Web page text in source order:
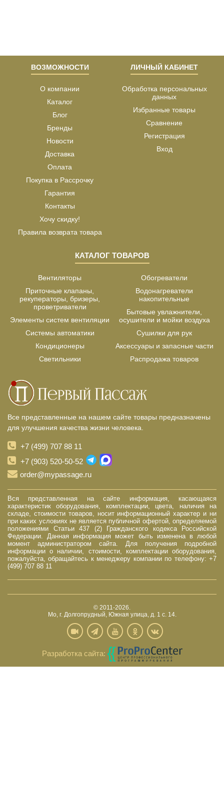
ВОЗМОЖНОСТИ
О компании
Каталог
Блог
Бренды
Новости
Доставка
Оплата
Покупка в Рассрочку
Гарантия
Контакты
Хочу скидку!
Правила возврата товара
ЛИЧНЫЙ КАБИНЕТ
Обработка персональных
данных
Избранные товары
Сравнение
Регистрация
Вход
КАТАЛОГ ТОВАРОВ
Вентиляторы
Приточные клапаны,
рекуператоры, бризеры,
проветриватели
Элементы систем вентиляции
Системы автоматики
Кондиционеры
Светильники
Обогреватели
Водонагреватели
накопительные
Бытовые увлажнители,
осушители и мойки воздуха
Сушилки для рук
Аксессуары и запасные части
Распродажа товаров
Все представленные на нашем сайте товары предназначены
для улучшения качества жизни человека.
+7 (499) 707 88 11
+7 (903) 520-50-52
order@mypassage.ru
Вся представленная на сайте информация, касающаяся
характеристик оборудования, комплектации, цвета, наличия на
складе, стоимости товаров, носит информационный характер и ни
при каких условиях не является публичной офертой, определяемой
положениями Статьи 437 (2) Гражданского кодекса Российской
Федерации. Данная информация может быть изменена в любой
момент администратором сайта. Для получения подробной
информации о наличии, стоимости, комплектации оборудования,
пожалуйста, обращайтесь к менеджеру компании по телефону: +7
(499) 707 88 11
© 2011-2026.
Мо, г. Долгопрудный, Южная улица, д. 1 с. 14.
Разработка сайта: